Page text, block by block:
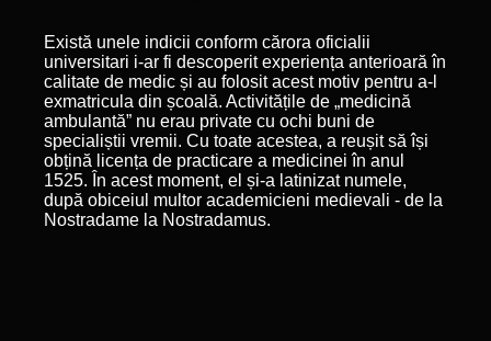
Există unele indicii conform cărora oficialii
universitari i-ar fi descoperit experiența anterioară în
calitate de medic și au folosit acest motiv pentru a-l
exmatricula din școală. Activitățile de „medicină
ambulantă” nu erau private cu ochi buni de
specialiștii vremii. Cu toate acestea, a reușit să își
obțină licența de practicare a medicinei în anul
1525. În acest moment, el și-a latinizat numele,
după obiceiul multor academicieni medievali - de la
Nostradame la Nostradamus.